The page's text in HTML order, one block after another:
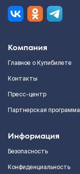
Компания
Главное о Купибилете
Контакты
Пресс-центр
Партнерская программа
Информация
Безопасность
Конфиденциальность